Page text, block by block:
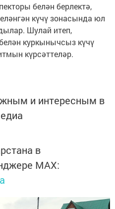
белән берлектә,
күчү зонасында юл
Шулай итеп,
куркынычсыз күчү
күрсәттеләр.
и интересным в
в
MАХ: